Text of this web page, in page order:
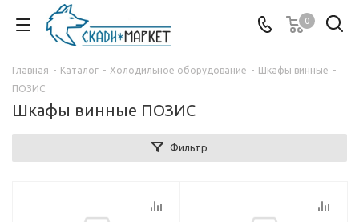
0
Главная - Каталог - Холодильное оборудование - Шкафы винные -
ПОЗИС
Шкафы винные ПОЗИС
Фильтр